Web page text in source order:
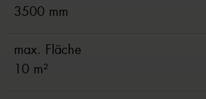
3500 mm
max. Fläche
10 m²